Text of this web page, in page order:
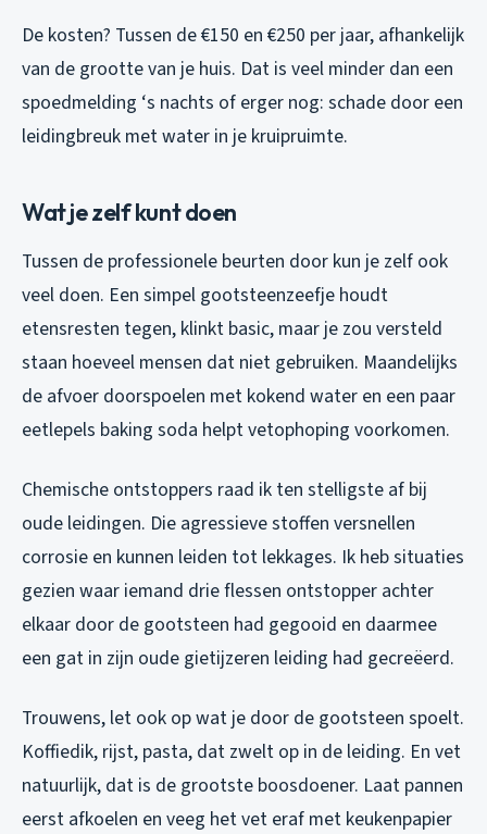
De kosten? Tussen de €150 en €250 per jaar, afhankelijk
van de grootte van je huis. Dat is veel minder dan een
spoedmelding ‘s nachts of erger nog: schade door een
leidingbreuk met water in je kruipruimte.
Wat je zelf kunt doen
Tussen de professionele beurten door kun je zelf ook
veel doen. Een simpel gootsteenzeefje houdt
etensresten tegen, klinkt basic, maar je zou versteld
staan hoeveel mensen dat niet gebruiken. Maandelijks
de afvoer doorspoelen met kokend water en een paar
eetlepels baking soda helpt vetophoping voorkomen.
Chemische ontstoppers raad ik ten stelligste af bij
oude leidingen. Die agressieve stoffen versnellen
corrosie en kunnen leiden tot lekkages. Ik heb situaties
gezien waar iemand drie flessen ontstopper achter
elkaar door de gootsteen had gegooid en daarmee
een gat in zijn oude gietijzeren leiding had gecreëerd.
Trouwens, let ook op wat je door de gootsteen spoelt.
Koffiedik, rijst, pasta, dat zwelt op in de leiding. En vet
natuurlijk, dat is de grootste boosdoener. Laat pannen
eerst afkoelen en veeg het vet eraf met keukenpapier